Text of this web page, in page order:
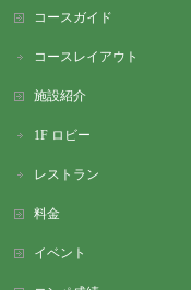
コースガイド
コースレイアウト
施設紹介
1F ロビー
レストラン
料金
イベント